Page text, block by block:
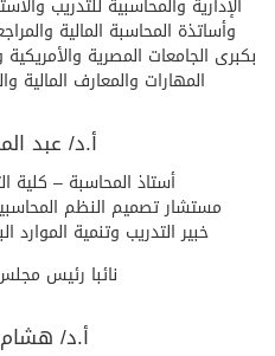
وأساتذة المحاسبة المالية
بكبرى الجامعات المصرية
المهارات والمعارف المالية
أ.د/ عبد
أستاذ المحاسبة – كلية
مستشار تصميم النظم
خبير التدريب وتنمية
نائبا رئيس
أ.د/